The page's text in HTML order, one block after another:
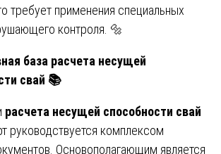
требует применения специальных
контроля. 🔩
база расчета несущей
свай 📚
расчета несущей способности свай
руководствуется комплексом
Основополагающим является